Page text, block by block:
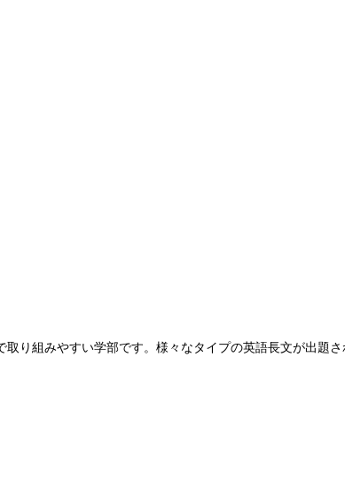
り組みやすい学部です。様々なタイプの英語長文が出題